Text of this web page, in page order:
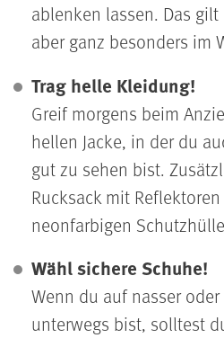
ablenken lassen. Das
aber ganz besonders im
Trag helle Kleidung!
Greif morgens beim
hellen Jacke, in der du
gut zu sehen bist.
Rucksack mit
neonfarbigen
Wähl sichere Schuhe!
Wenn du auf nasser
unterwegs bist, solltest